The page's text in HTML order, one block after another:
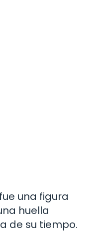
una figura
huella
de su tiempo.